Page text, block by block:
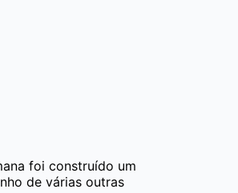
foi construído um
de várias outras